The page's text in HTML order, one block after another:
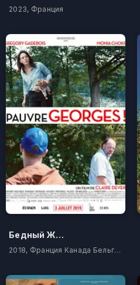
2023, Франция
Бедный Жорж!
2018, Франция Канада Бельгия